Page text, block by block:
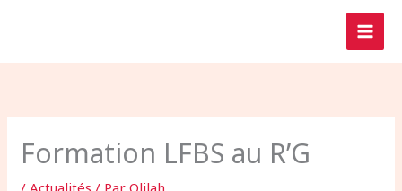
Formation LFBS au R’G
/Actualités / ParOlilah